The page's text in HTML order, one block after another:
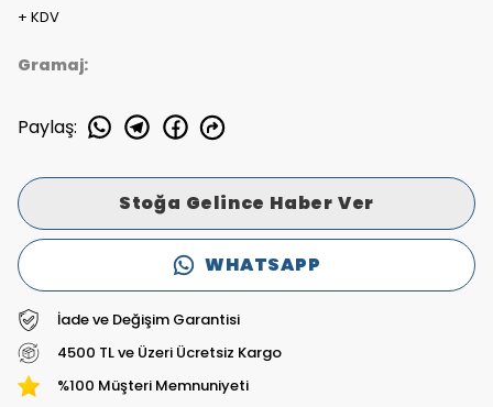
+ KDV
Gramaj:
Paylaş:
Stoğa Gelince Haber Ver
WHATSAPP
İade ve Değişim Garantisi
4500 TL ve Üzeri Ücretsiz Kargo
%100 Müşteri Memnuniyeti